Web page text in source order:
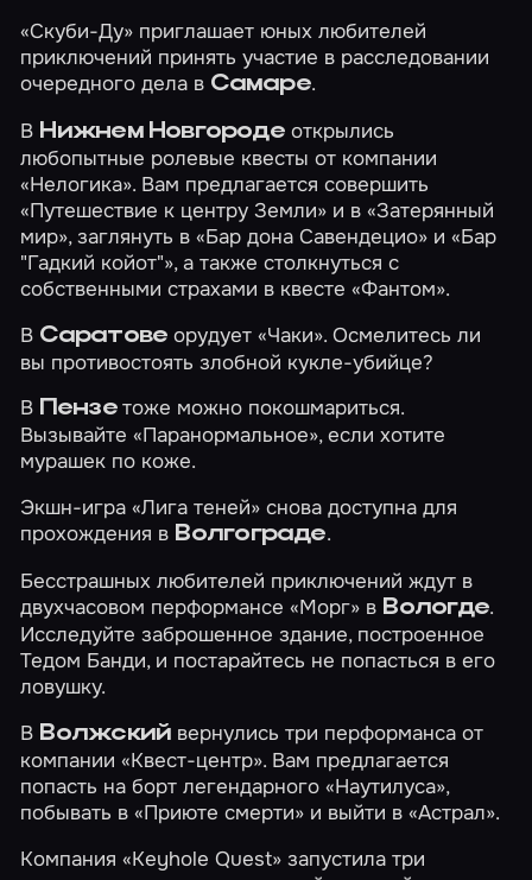
«Скуби-Ду» приглашает юных любителей
приключений принять участие в расследовании
очередного дела в Самаре.
В Нижнем Новгородеоткрылись
любопытные ролевые квесты от компании
«Нелогика». Вам предлагается совершить
«Путешествие к центру Земли» и в«Затерянный
мир», заглянуть в«Бар дона Савендецио» и«Бар
"Гадкий койот"», а также столкнуться с
собственными страхами в квесте«Фантом».
В Саратове орудует«Чаки». Осмелитесь ли
вы противостоять злобной кукле-убийце?
В Пензе тоже можно покошмариться.
Вызывайте«Паранормальное», если хотите
мурашек по коже.
Экшн-игра«Лига теней» снова доступна для
прохождения в Волгограде.
Бесстрашных любителей приключений ждут в
двухчасовом перформансе«Морг» в Вологде.
Исследуйте заброшенное здание, построенное
Тедом Банди, и постарайтесь не попасться в его
ловушку.
В Волжский вернулись три перформанса от
компании «Квест-центр». Вам предлагается
попасть на борт легендарного«Наутилуса»,
побывать в«Приюте смерти» и выйти в«Астрал».
Компания «Keyhole Quest» запустила три